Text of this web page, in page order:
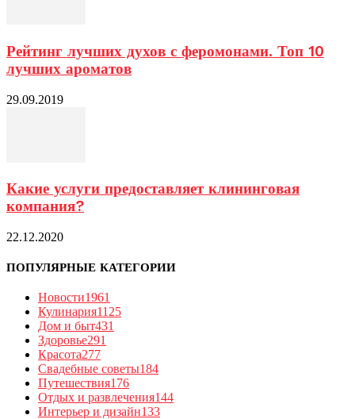
Рейтинг лучших духов с феромонами. Топ 10
лучших ароматов
29.09.2019
Какие услуги предоставляет клининговая
компания?
22.12.2020
ПОПУЛЯРНЫЕ КАТЕГОРИИ
Новости1961
Кулинария1125
Дом и быт431
Здоровье291
Красота277
Свадебные советы184
Путешествия176
Отдых и развлечения144
Интерьер и дизайн133